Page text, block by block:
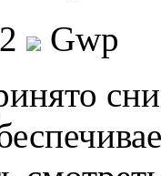
Gwp